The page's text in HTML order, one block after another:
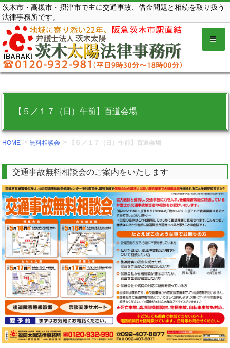
コ
ン
テ
ン
ツ
を
る。
茨木市・高槻市・摂津市で主に交通事故、借金問題と相続を取り扱う
法律事務所です。
【５／１７（日）午前】百道会場
HOME >無料相談会 > 【５／１７（日）午前】百道会場
交通事故無料相談会のご案内をいたします